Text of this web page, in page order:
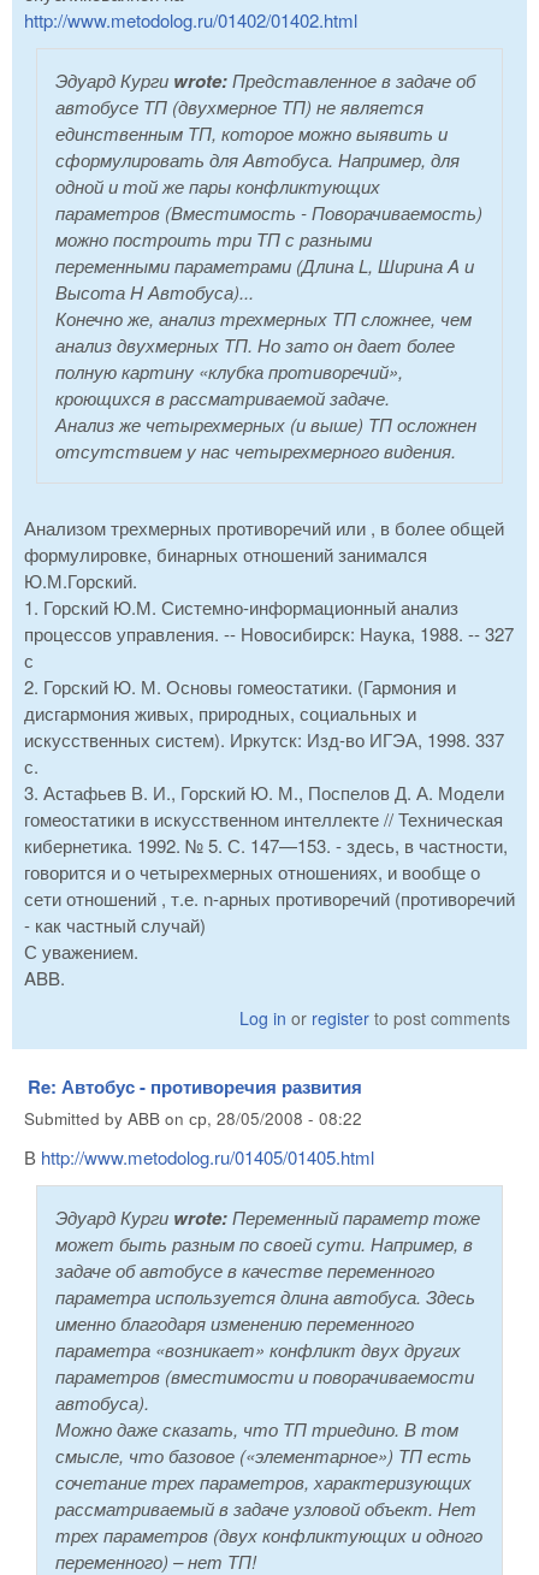
http://www.metodolog.ru/01402/01402.html
Эдуард Курги wrote:Представленное в задаче об
автобусе ТП (двухмерное ТП) не является
единственным ТП, которое можно выявить и
сформулировать для Автобуса. Например, для
одной и той же пары конфликтующих
параметров (Вместимость - Поворачиваемость)
можно построить три ТП с разными
переменными параметрами (Длина L, Ширина A и
Высота H Автобуса)...
Конечно же, анализ трехмерных ТП сложнее, чем
анализ двухмерных ТП. Но зато он дает более
полную картину «клубка противоречий»,
кроющихся в рассматриваемой задаче.
Анализ же четырехмерных (и выше) ТП осложнен
отсутствием у нас четырехмерного видения.
Анализом трехмерных противоречий или , в более общей
формулировке, бинарных отношений занимался
Ю.М.Горский.
1. Горский Ю.М. Системно-информационный анализ
процессов управления. -- Новосибирск: Наука, 1988. -- 327
с
2. Горский Ю. М. Основы гомеостатики. (Гармония и
дисгармония живых, природных, социальных и
искусственных систем). Иркутск: Изд-во ИГЭА, 1998. 337
с.
3. Астафьев В. И., Горский Ю. М., Поспелов Д. А. Модели
гомеостатики в искусственном интеллекте // Техническая
кибернетика. 1992. № 5. С. 147—153. - здесь, в частности,
говорится и о четырехмерных отношениях, и вообще о
сети отношений , т.е. n-арных противоречий (противоречий
- как частный случай)
С уважением.
ABB.
Log in or register to post comments
Re: Автобус - противоречия развития
Submitted by ABB on ср, 28/05/2008 - 08:22
В http://www.metodolog.ru/01405/01405.html
Эдуард Курги wrote:Переменный параметр тоже
может быть разным по своей сути. Например, в
задаче об автобусе в качестве переменного
параметра используется длина автобуса. Здесь
именно благодаря изменению переменного
параметра «возникает» конфликт двух других
параметров (вместимости и поворачиваемости
автобуса).
Можно даже сказать, что ТП триедино. В том
смысле, что базовое («элементарное») ТП есть
сочетание трех параметров, характеризующих
рассматриваемый в задаче узловой объект. Нет
трех параметров (двух конфликтующих и одного
переменного) – нет ТП!